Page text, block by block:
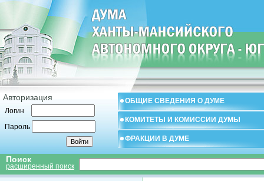
Авторизация
Логин
Пароль
ОБЩИЕ СВЕДЕНИЯ О ДУМЕ
КОМИТЕТЫ И КОМИССИИ ДУМЫ
ФРАКЦИИ В ДУМЕ
Поиск
расширенный поиск